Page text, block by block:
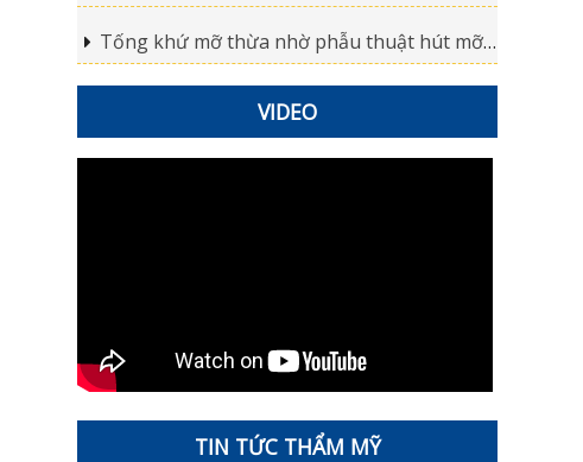
Tống khứ mỡ thừa nhờ phẫu thuật hút mỡ giảm béo
VIDEO
TIN TỨC THẨM MỸ